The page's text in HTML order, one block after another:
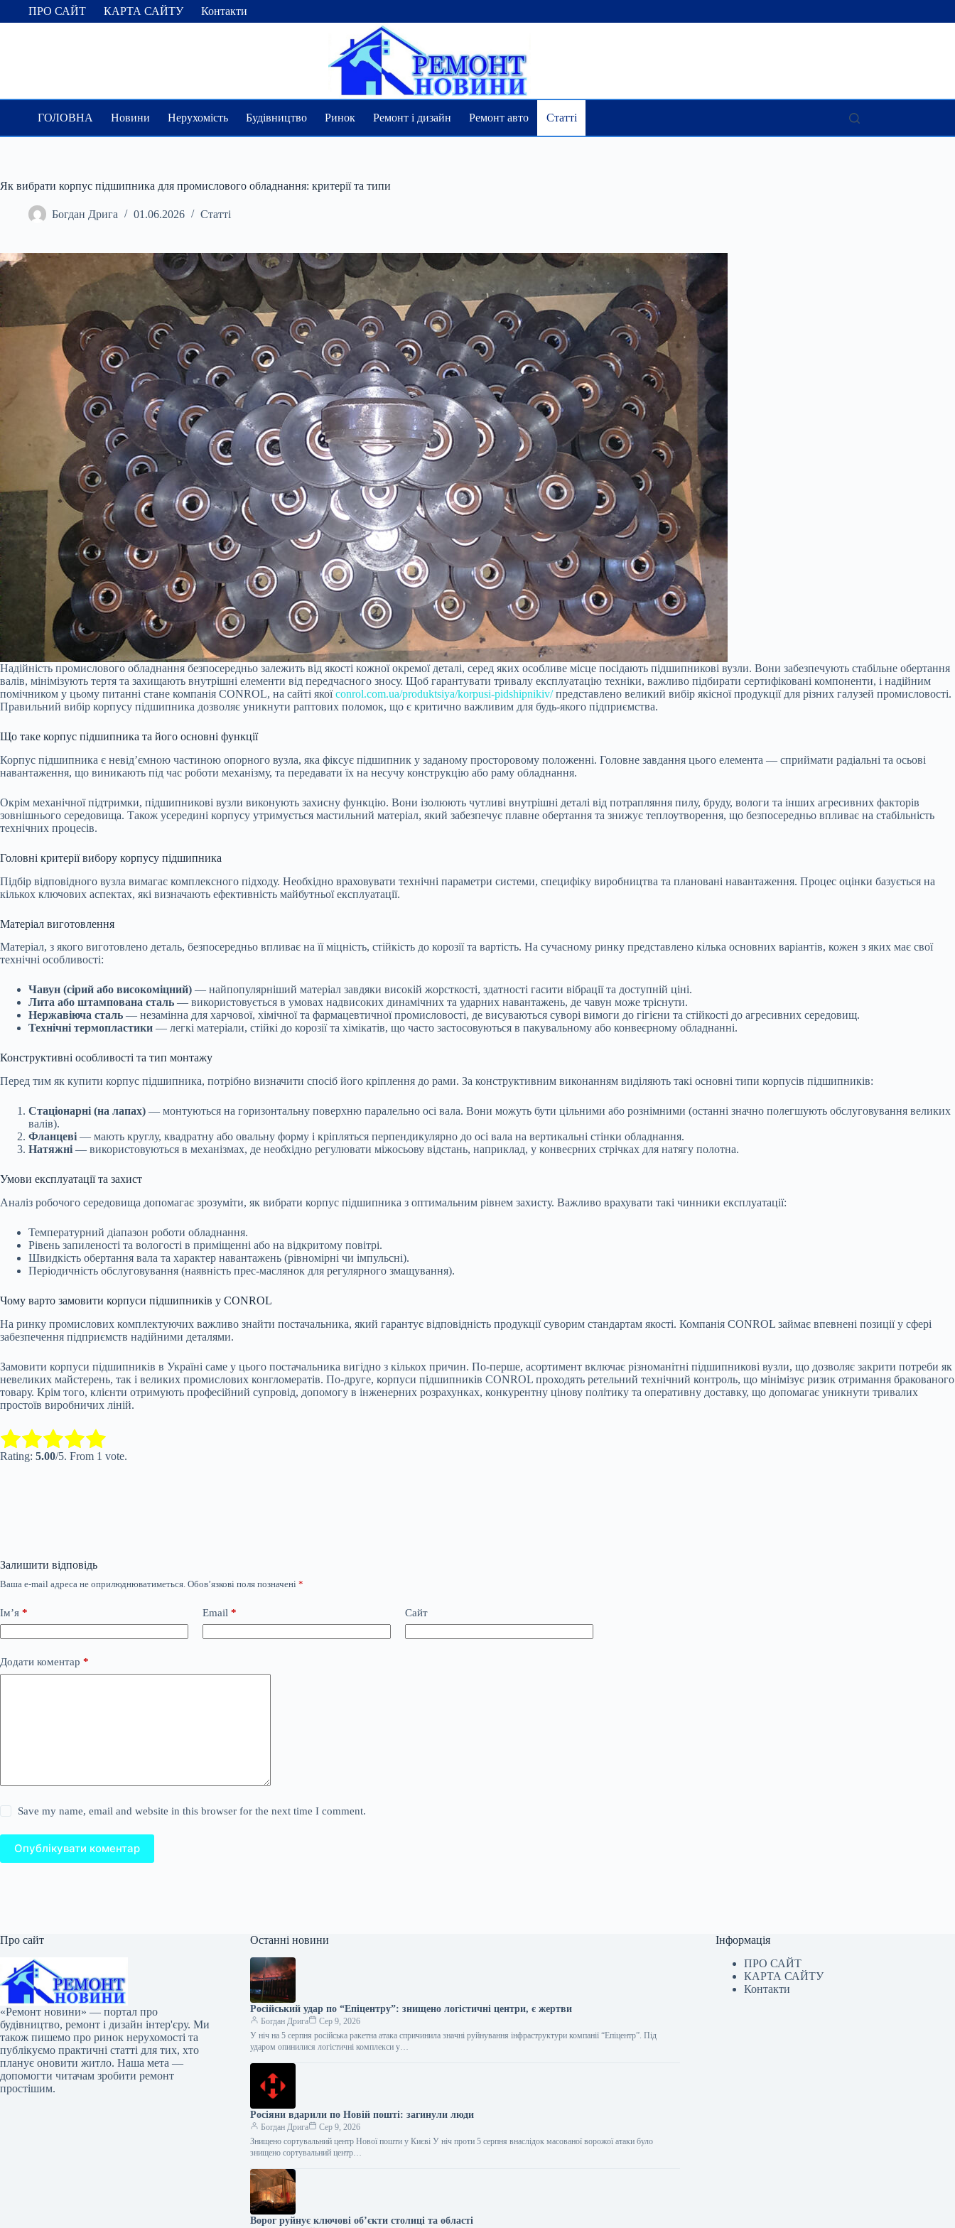
ПерейтиПРО САЙТ КАРТА САЙТУ Контакти
ГОЛОВНА Новини Нерухомість Будівництво Ринок Ремонт і дизайн Ремонт авто Статті
Як вибрати корпус підшипника для промислового обладнання: критерії та типи
Богдан Дрига 01.06.2026 Статті
Надійність промислового обладнання безпосередньо залежить від якості кожної окремої деталі, серед яких особливе місце посідають підшипникові вузли. Вони забезпечують стабільне обертання
валів, мінімізують тертя та захищають внутрішні елементи від передчасного зносу. Щоб гарантувати тривалу експлуатацію техніки, важливо підбирати сертифіковані компоненти, і надійним
помічником у цьому питанні стане компанія CONROL, на сайті якоїconrol.com.ua/produktsiya/korpusi-pidshipnikiv/представлено великий вибір якісної продукції для різних галузей промисловості.
Правильний вибір корпусу підшипника дозволяє уникнути раптових поломок, що є критично важливим для будь-якого підприємства.
Що таке корпус підшипника та його основні функції
Корпус підшипника є невід’ємною частиною опорного вузла, яка фіксує підшипник у заданому просторовому положенні. Головне завдання цього елемента — сприймати радіальні та осьові
навантаження, що виникають під час роботи механізму, та передавати їх на несучу конструкцію або раму обладнання.
Окрім механічної підтримки, підшипникові вузли виконують захисну функцію. Вони ізолюють чутливі внутрішні деталі від потрапляння пилу, бруду, вологи та інших агресивних факторів
зовнішнього середовища. Також усередині корпусу утримується мастильний матеріал, який забезпечує плавне обертання та знижує теплоутворення, що безпосередньо впливає на стабільність
технічних процесів.
Головні критерії вибору корпусу підшипника
Підбір відповідного вузла вимагає комплексного підходу. Необхідно враховувати технічні параметри системи, специфіку виробництва та плановані навантаження. Процес оцінки базується на
кількох ключових аспектах, які визначають ефективність майбутньої експлуатації.
Матеріал виготовлення
Матеріал, з якого виготовлено деталь, безпосередньо впливає на її міцність, стійкість до корозії та вартість. На сучасному ринку представлено кілька основних варіантів, кожен з яких має свої
технічні особливості:
Чавун (сірий або високоміцний) — найпопулярніший матеріал завдяки високій жорсткості, здатності гасити вібрації та доступній ціні.
Лита або штампована сталь — використовується в умовах надвисоких динамічних та ударних навантажень, де чавун може тріснути.
Нержавіюча сталь — незамінна для харчової, хімічної та фармацевтичної промисловості, де висуваються суворі вимоги до гігієни та стійкості до агресивних середовищ.
Технічні термопластики — легкі матеріали, стійкі до корозії та хімікатів, що часто застосовуються в пакувальному або конвеєрному обладнанні.
Конструктивні особливості та тип монтажу
Перед тим як купити корпус підшипника, потрібно визначити спосіб його кріплення до рами. За конструктивним виконанням виділяють такі основні типи корпусів підшипників:
Стаціонарні (на лапах) — монтуються на горизонтальну поверхню паралельно осі вала. Вони можуть бути цільними або рознімними (останні значно полегшують обслуговування великих
валів).
Фланцеві — мають круглу, квадратну або овальну форму і кріпляться перпендикулярно до осі вала на вертикальні стінки обладнання.
Натяжні — використовуються в механізмах, де необхідно регулювати міжосьову відстань, наприклад, у конвеєрних стрічках для натягу полотна.
Умови експлуатації та захист
Аналіз робочого середовища допомагає зрозуміти, як вибрати корпус підшипника з оптимальним рівнем захисту. Важливо врахувати такі чинники експлуатації:
Температурний діапазон роботи обладнання.
Рівень запиленості та вологості в приміщенні або на відкритому повітрі.
Швидкість обертання вала та характер навантажень (рівномірні чи імпульсні).
Періодичність обслуговування (наявність прес-маслянок для регулярного змащування).
Чому варто замовити корпуси підшипників у CONROL
На ринку промислових комплектуючих важливо знайти постачальника, який гарантує відповідність продукції суворим стандартам якості. Компанія CONROL займає впевнені позиції у сфері
забезпечення підприємств надійними деталями.
Замовити корпуси підшипників в Україні саме у цього постачальника вигідно з кількох причин. По-перше, асортимент включає різноманітні підшипникові вузли, що дозволяє закрити потреби як
невеликих майстерень, так і великих промислових конгломератів. По-друге, корпуси підшипників CONROL проходять ретельний технічний контроль, що мінімізує ризик отримання бракованого
товару. Крім того, клієнти отримують професійний супровід, допомогу в інженерних розрахунках, конкурентну цінову політику та оперативну доставку, що допомагає уникнути тривалих
простоїв виробничих ліній.
Rate this item:
Rating: 5.00/5. From 1 vote.
Залишити відповідь
Ваша e-mail адреса не оприлюднюватиметься. Обов’язкові поля позначені *
Ім’я * Email * Сайт
Додати коментар *
Save my name, email and website in this browser for the next time I comment.
Опублікувати коментар
Про сайт
«Ремонт новини» — портал про
будівництво, ремонт і дизайн інтер'єру. Ми
також пишемо про ринок нерухомості та
публікуємо практичні статті для тих, хто
планує оновити житло. Наша мета —
допомогти читачам зробити ремонт
простішим.
Останні новини
Російський удар по “Епіцентру”: знищено логістичні центри, є жертви
Богдан Дрига
Сер 9, 2026
У ніч на 5 серпня російська ракетна атака спричинила значні руйнування інфраструктури компанії “Епіцентр”. Під
ударом опинилися логістичні комплекси у…
Росіяни вдарили по Новій пошті: загинули люди
Богдан Дрига
Сер 9, 2026
Знищено сортувальний центр Нової пошти у Києві У ніч проти 5 серпня внаслідок масованої ворожої атаки було
знищено сортувальний центр…
Ворог руйнує ключові об’єкти столиці та області
Інформація
ПРО САЙТ
КАРТА САЙТУ
Контакти